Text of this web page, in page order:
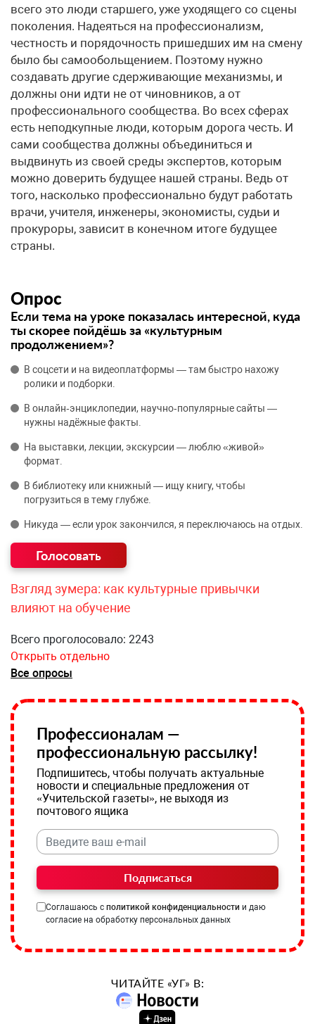
всего это люди старшего, уже уходящего со сцены
поколения. Надеяться на профессионализм,
честность и порядочность пришедших им на смену
было бы самообольщением. Поэтому нужно
создавать другие сдерживающие механизмы, и
должны они идти не от чиновников, а от
профессионального сообщества. Во всех сферах
есть неподкупные люди, которым дорога честь. И
сами сообщества должны объединиться и
выдвинуть из своей среды экспертов, которым
можно доверить будущее нашей страны. Ведь от
того, насколько профессионально будут работать
врачи, учителя, инженеры, экономисты, судьи и
прокуроры, зависит в конечном итоге будущее
страны.
Опрос
Если тема на уроке показалась интересной, куда
ты скорее пойдёшь за «культурным
продолжением»?
В соцсети и на видеоплатформы — там быстро нахожу
ролики и подборки.
В онлайн‑энциклопедии, научно‑популярные сайты —
нужны надёжные факты.
На выставки, лекции, экскурсии — люблю «живой»
формат.
В библиотеку или книжный — ищу книгу, чтобы
погрузиться в тему глубже.
Никуда — если урок закончился, я переключаюсь на отдых.
Взгляд зумера: как культурные привычки
влияют на обучение
Всего проголосовало: 2243
Открыть отдельно
Все опросы
Профессионалам —
профессиональную рассылку!
Подпишитесь, чтобы получать актуальные
новости и специальные предложения от
«Учительской газеты», не выходя из
почтового ящика
Подписаться
Соглашаюсь с политикой конфиденциальности и даю
согласие на обработку персональных данных
ЧИТАЙТЕ «УГ» В: